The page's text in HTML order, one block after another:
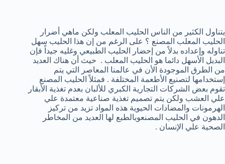
يتناول الكثير من الناس الحليب المعلب ولكن ماهي أضرار
الحليب المعلب المصنع ؟ على الرغم من إن هذا الحليب سهل
تناوله وإعداده بدلاً من إحضار الحليب الطبيعي وغليه جيداً فإن
البديل الأسهل دائما هو الحليب المعلب . حيث أن هناك العديد
من الطرق الموجودة الأن في عالمنا المعاصر التي يتم
إستخدامها لتصنيع الأطعمة المختلفة . فمثلاً الحليب المصنع
تقوم بعض الشركات التجارية الكبري للألبان بعدم تغذية الأبقار
علي العشب ولكن يتم تصميم تغذية صناعية معتمدة علي
الهرمونات والمضادات الحيوية هذه المواد تزيد من تركيز
الدهون في الحليب المصنعوبالطبع لها العديد من المخاطر
الصحية علي الإنسان .